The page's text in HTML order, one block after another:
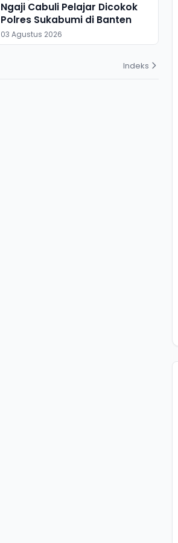
Ngaji Cabuli Pelajar Dicokok
Polres Sukabumi di Banten
03 Agustus 2026
Indeks